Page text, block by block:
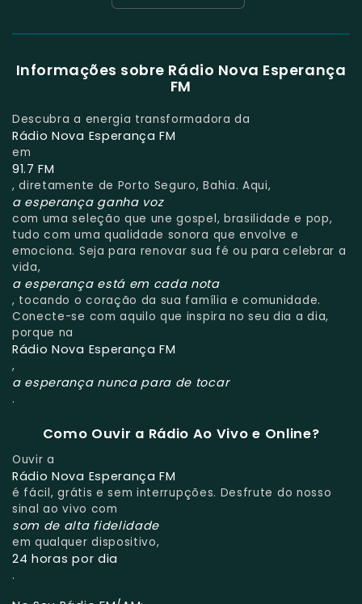
Informações sobre Rádio Nova Esperança
FM
Descubra a energia transformadora da
Rádio Nova Esperança FM
em
91.7 FM
, diretamente de Porto Seguro, Bahia. Aqui,
a esperança ganha voz
com uma seleção que une gospel, brasilidade e pop,
tudo com uma qualidade sonora que envolve e
emociona. Seja para renovar sua fé ou para celebrar a
vida,
a esperança está em cada nota
, tocando o coração da sua família e comunidade.
Conecte-se com aquilo que inspira no seu dia a dia,
porque na
Rádio Nova Esperança FM
,
a esperança nunca para de tocar
.
Como Ouvir a Rádio Ao Vivo e Online?
Ouvir a
Rádio Nova Esperança FM
é fácil, grátis e sem interrupções. Desfrute do nosso
sinal ao vivo com
som de alta fidelidade
em qualquer dispositivo,
24 horas por dia
.